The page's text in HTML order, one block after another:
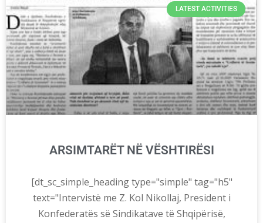
LATEST ACTIVITIES
ARSIMTARËT NË VËSHTIRËSI
[dt_sc_simple_heading type="simple" tag="h5"
text="Intervistë me Z. Kol Nikollaj, President i
Konfederatës së Sindikatave të Shqipërisë,